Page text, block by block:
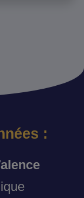
: